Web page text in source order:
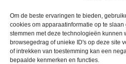
Om de beste ervaringen te bieden,
cookies om apparaatinformatie op te slaan
stemmen met deze technologieën kunnen
browsegedrag of unieke ID's op deze site
of intrekken van toestemming kan een
bepaalde kenmerken en functies.
*
Verplicht
SOCIAL MEDIA